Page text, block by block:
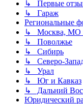
↳ Первые
↳ Гараж
Региональные
↳ Москва, МО и
↳ Поволжье
↳ Сибирь
↳ Северо-
↳ Урал
↳ Юг и Кавказ
↳ Дальний
Юридический